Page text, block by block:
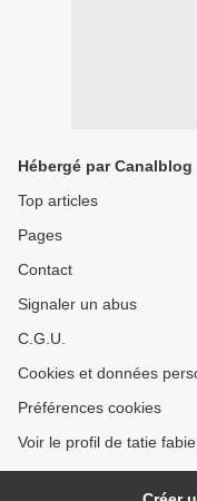
Hébergé par Canalblog
Top articles
Pages
Contact
Signaler un abus
C.G.U.
Cookies et données
Préférences cookies
Voir le profil de tatie